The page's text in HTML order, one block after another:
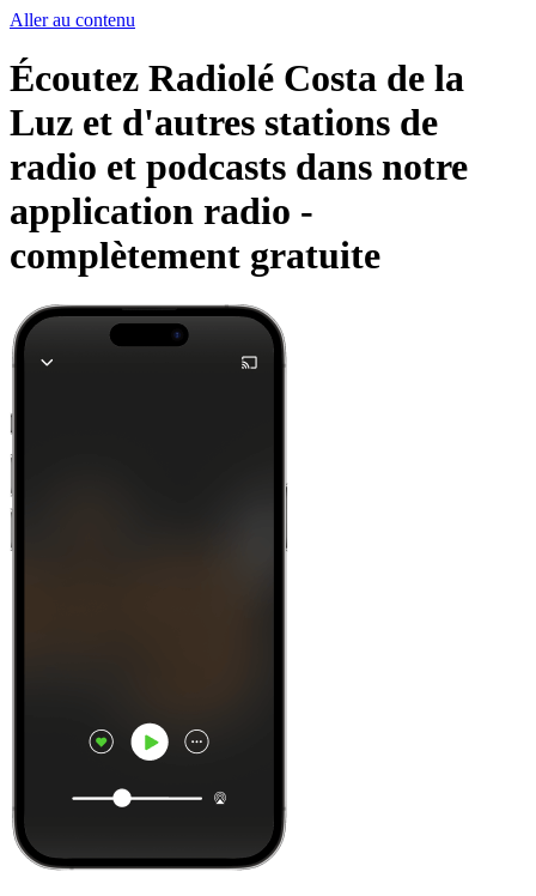
Aller au contenu
Écoutez Radiolé Costa de la
Luz et d'autres stations de
radio et podcasts dans notre
application radio -
complètement gratuite